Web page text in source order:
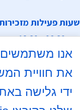
שעות פעילות
א-ה 08:30 - 12:30
א, ד 16:00- 18:00
את חוויית
ידי גלישה